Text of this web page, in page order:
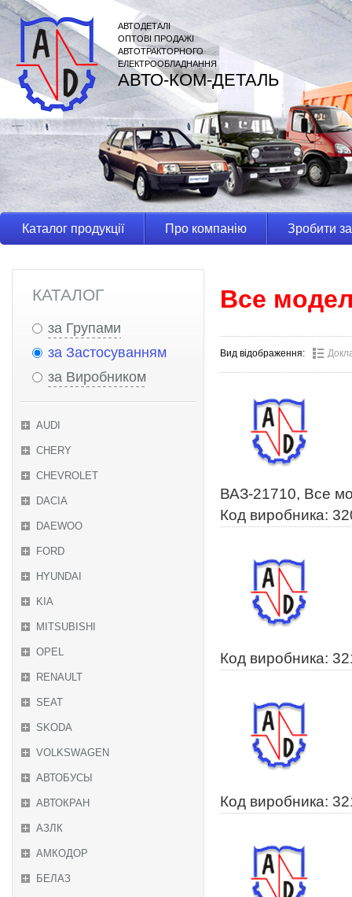
АВТОДЕТАЛІ
ОПТОВІ ПРОДАЖІ
АВТОТРАКТОРНОГО
ЕЛЕКТРООБЛАДНАННЯ
АВТО-КОМ-ДЕТАЛЬ
Каталог продукції Про компанію Зробити
КАТАЛОГ
за Групами
за Застосуванням
за Виробником
AUDI
CHERY
CHEVROLET
DACIA
DAEWOO
FORD
HYUNDAI
KIA
MITSUBISHI
OPEL
RENAULT
SEAT
SKODA
VOLKSWAGEN
АВТОБУСЫ
АВТОКРАН
АЗЛК
АМКОДОР
БЕЛАЗ
Все
Вид відображення:
ВАЗ-21710, Все
Код виробника:
Код виробника:
Код виробника: